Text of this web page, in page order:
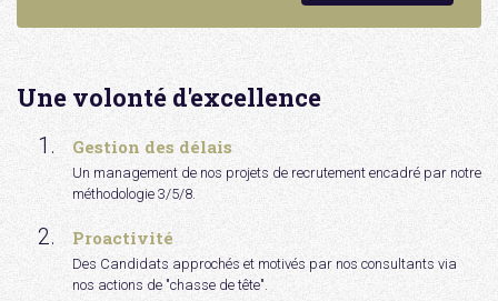
Une volonté d'excellence
Gestion des délais
Un management de nos projets de recrutement encadré par notre
méthodologie 3/5/8.
Proactivité
Des Candidats approchés et motivés par nos consultants via
nos actions de "chasse de tête".